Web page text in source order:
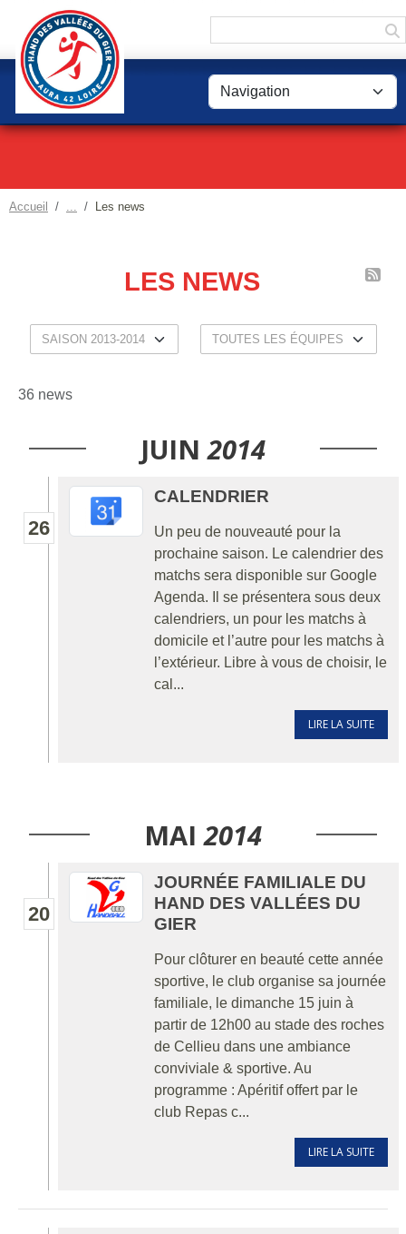
Accueil Les news
LES NEWS
36 news
JUIN 2014
26
CALENDRIER
Un peu de nouveauté pour la
prochaine saison. Le calendrier des
matchs sera disponible sur Google
Agenda. Il se présentera sous deux
calendriers, un pour les matchs à
domicile et l’autre pour les matchs à
l’extérieur. Libre à vous de choisir, le
cal...
LIRE LA SUITE
MAI 2014
20
JOURNÉE FAMILIALE DU
HAND DES VALLÉES DU
GIER
Pour clôturer en beauté cette année
sportive, le club organise sa journée
familiale, le dimanche 15 juin à
partir de 12h00 au stade des roches
de Cellieu dans une ambiance
conviviale & sportive. Au
programme : Apéritif offert par le
club Repas c...
LIRE LA SUITE
Panneau de gestion des cookies